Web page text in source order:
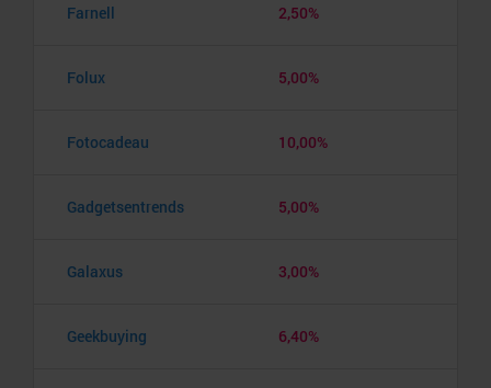
Farnell 2,50%
Folux 5,00%
Fotocadeau 10,00%
Gadgetsentrends 5,00%
Galaxus 3,00%
Geekbuying 6,40%